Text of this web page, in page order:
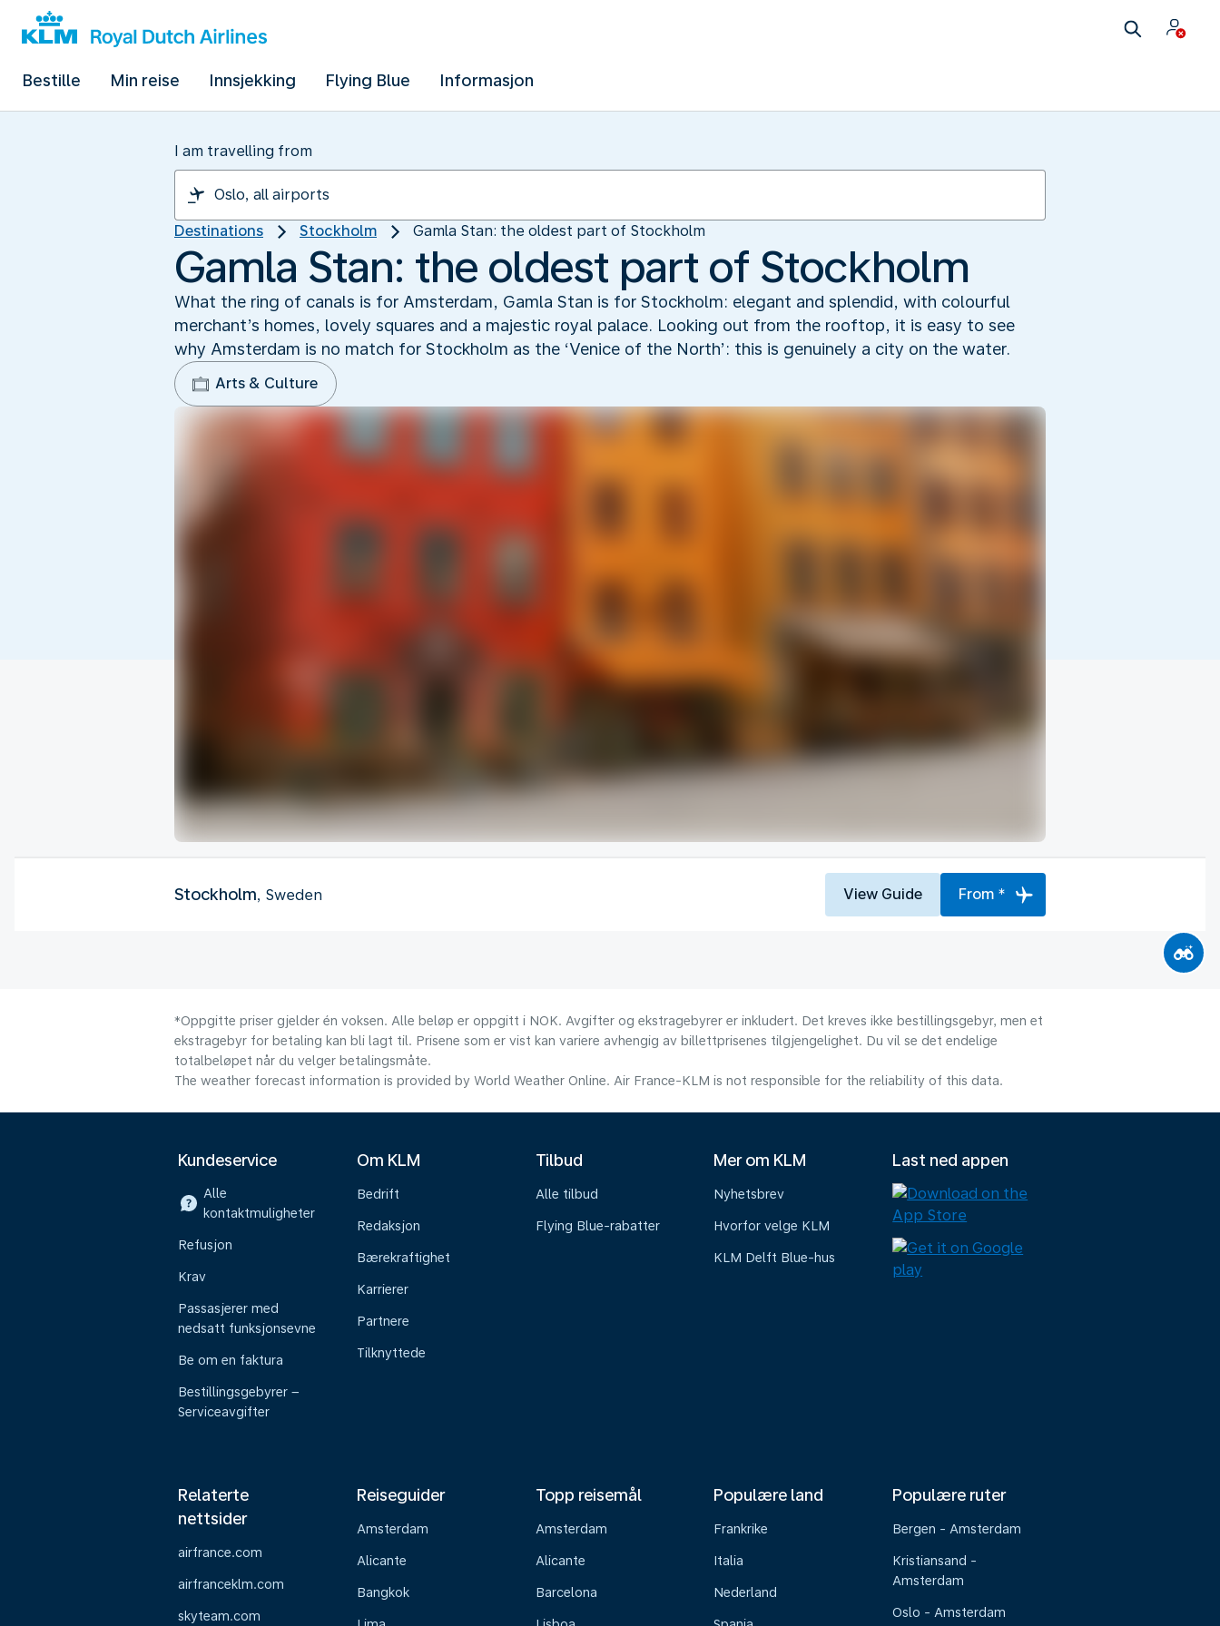
Bestille Min reise Innsjekking Flying Blue Informasjon
I am travelling from
Destinations Stockholm Gamla Stan: the oldest part of Stockholm
Gamla Stan: the oldest part of Stockholm
What the ring of canals is for Amsterdam, Gamla Stan is for Stockholm: elegant and splendid, with colourful
merchant’s homes, lovely squares and a majestic royal palace. Looking out from the rooftop, it is easy to see
why Amsterdam is no match for Stockholm as the ‘Venice of the North’: this is genuinely a city on the water.
Arts & Culture
Stockholm, Sweden View Guide From *
*Oppgitte priser gjelder én voksen. Alle beløp er oppgitt i NOK. Avgifter og ekstragebyrer er inkludert. Det kreves ikke bestillingsgebyr, men et
ekstragebyr for betaling kan bli lagt til. Prisene som er vist kan variere avhengig av billettprisenes tilgjengelighet. Du vil se det endelige
totalbeløpet når du velger betalingsmåte.
The weather forecast information is provided by World Weather Online. Air France-KLM is not responsible for the reliability of this data.
Kundeservice
Alle
kontaktmuligheter
Refusjon
Krav
Passasjerer med
nedsatt funksjonsevne
Be om en faktura
Bestillingsgebyrer –
Serviceavgifter
Om KLM
Bedrift
Redaksjon
Bærekraftighet
Karrierer
Partnere
Tilknyttede
Tilbud
Alle tilbud
Flying Blue-rabatter
Mer om KLM
Nyhetsbrev
Hvorfor velge KLM
KLM Delft Blue-hus
Last ned appen
Relaterte
nettsider
airfrance.com
airfranceklm.com
skyteam.com
Reiseguider
Amsterdam
Alicante
Bangkok
Topp reisemål
Amsterdam
Alicante
Barcelona
Populære land
Frankrike
Italia
Nederland
Populære ruter
Bergen - Amsterdam
Kristiansand -
Amsterdam
Oslo - Amsterdam